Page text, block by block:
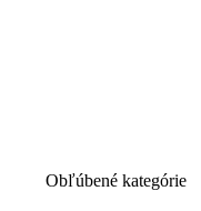
Obľúbené kategórie